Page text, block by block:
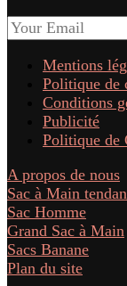
Mentions
Politique de
Conditions
Publicité
Politique de
A propos de nous
Sac à Main
Sac Homme
Grand Sac à Main
Sacs Banane
Plan du site